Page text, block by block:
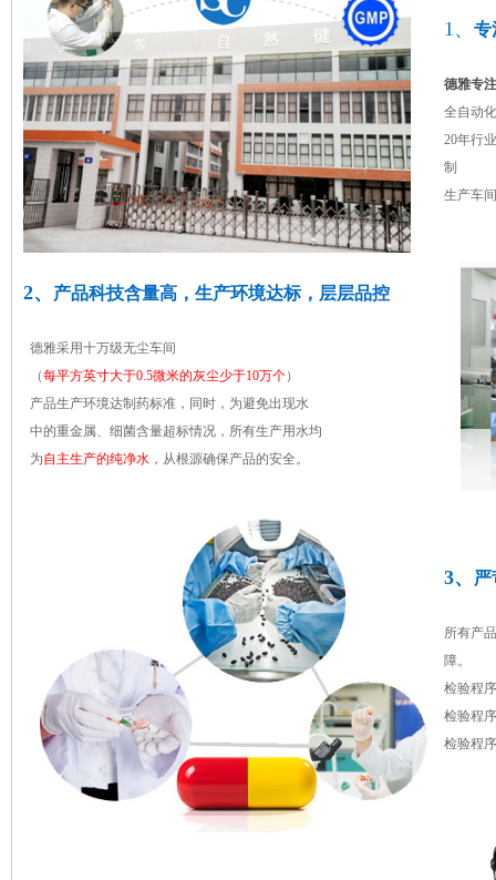
1、 专
德雅专
全自动
20年行
制
生产车
2、 产品科技含量高，生产环境达标，层层品控
德雅采用十万级无尘车间
（每平方英寸大于0.5微米的灰尘少于10万个）
产品生产环境达制药标准，同时，为避免出现水
中的重金属、细菌含量超标情况，所有生产用水均
为自主生产的纯净水 ，从根源确保产品的安全。
3、 严
所有产
障。
检验程
检验程
检验程